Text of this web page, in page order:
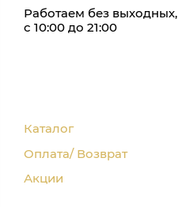
Работаем без выходных,
с 10:00 до 21:00
Каталог
Оплата/ Возврат
Акции